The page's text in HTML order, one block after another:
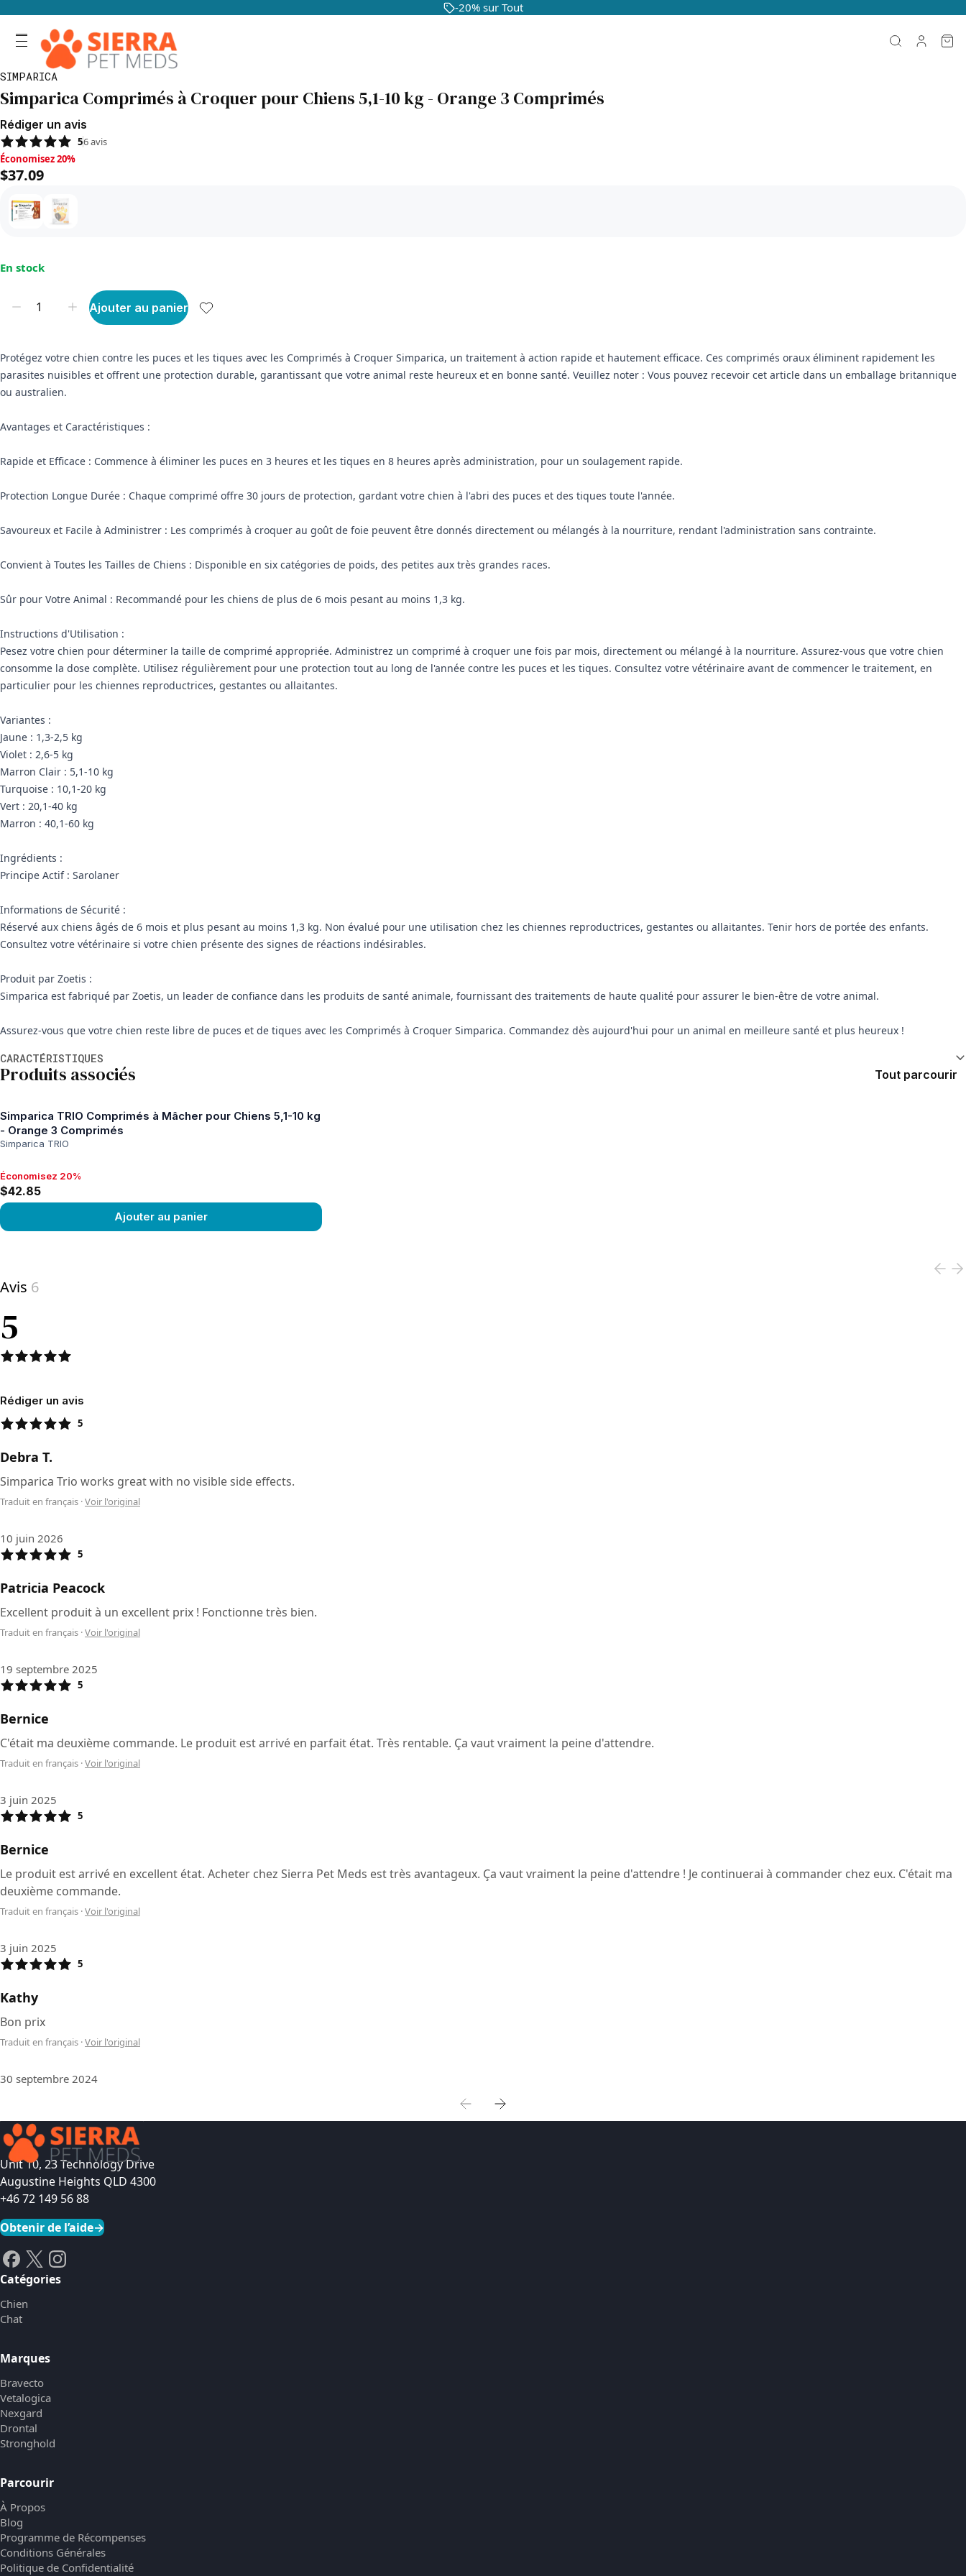
-20% sur Tout
SIMPARICA
Simparica Comprimés à Croquer pour Chiens 5,1-10 kg - Orange 3 Comprimés
Rédiger un avis
56avis
Économisez 20%, $37.09
Économisez 20%
$37.09
En stock
Ajouter au panier
Protégez votre chien contre les puces et les tiques avec les Comprimés à Croquer Simparica, un traitement à action rapide et hautement efficace. Ces comprimés oraux éliminent rapidement les
parasites nuisibles et offrent une protection durable, garantissant que votre animal reste heureux et en bonne santé. Veuillez noter : Vous pouvez recevoir cet article dans un emballage britannique
ou australien.
Avantages et Caractéristiques :
Rapide et Efficace : Commence à éliminer les puces en 3 heures et les tiques en 8 heures après administration, pour un soulagement rapide.
Protection Longue Durée : Chaque comprimé offre 30 jours de protection, gardant votre chien à l'abri des puces et des tiques toute l'année.
Savoureux et Facile à Administrer : Les comprimés à croquer au goût de foie peuvent être donnés directement ou mélangés à la nourriture, rendant l'administration sans contrainte.
Convient à Toutes les Tailles de Chiens : Disponible en six catégories de poids, des petites aux très grandes races.
Sûr pour Votre Animal : Recommandé pour les chiens de plus de 6 mois pesant au moins 1,3 kg.
Instructions d'Utilisation :
Pesez votre chien pour déterminer la taille de comprimé appropriée. Administrez un comprimé à croquer une fois par mois, directement ou mélangé à la nourriture. Assurez-vous que votre chien
consomme la dose complète. Utilisez régulièrement pour une protection tout au long de l'année contre les puces et les tiques. Consultez votre vétérinaire avant de commencer le traitement, en
particulier pour les chiennes reproductrices, gestantes ou allaitantes.
Variantes :
Jaune : 1,3-2,5 kg
Violet : 2,6-5 kg
Marron Clair : 5,1-10 kg
Turquoise : 10,1-20 kg
Vert : 20,1-40 kg
Marron : 40,1-60 kg
Ingrédients :
Principe Actif : Sarolaner
Informations de Sécurité :
Réservé aux chiens âgés de 6 mois et plus pesant au moins 1,3 kg. Non évalué pour une utilisation chez les chiennes reproductrices, gestantes ou allaitantes. Tenir hors de portée des enfants.
Consultez votre vétérinaire si votre chien présente des signes de réactions indésirables.
Produit par Zoetis :
Simparica est fabriqué par Zoetis, un leader de confiance dans les produits de santé animale, fournissant des traitements de haute qualité pour assurer le bien-être de votre animal.
Assurez-vous que votre chien reste libre de puces et de tiques avec les Comprimés à Croquer Simparica. Commandez dès aujourd'hui pour un animal en meilleure santé et plus heureux !
CARACTÉRISTIQUES
Produits associés Tout parcourir
Simparica TRIO Comprimés à Mâcher pour Chiens 5,1-10 kg
- Orange 3 Comprimés
Simparica TRIO
Économisez 20%, $42.85
Économisez 20%
$42.85
Ajouter au panier
Avis 6
5
Rédiger un avis
5
Debra T.
Simparica Trio works great with no visible side effects.
Traduit en français ·Voir l'original
10 juin 2026
5
Patricia Peacock
Excellent produit à un excellent prix ! Fonctionne très bien.
Traduit en français ·Voir l'original
19 septembre 2025
5
Bernice
C'était ma deuxième commande. Le produit est arrivé en parfait état. Très rentable. Ça vaut vraiment la peine d'attendre.
Traduit en français ·Voir l'original
3 juin 2025
5
Bernice
Le produit est arrivé en excellent état. Acheter chez Sierra Pet Meds est très avantageux. Ça vaut vraiment la peine d'attendre ! Je continuerai à commander chez eux. C'était ma
deuxième commande.
Traduit en français ·Voir l'original
3 juin 2025
5
Kathy
Bon prix
Traduit en français ·Voir l'original
30 septembre 2024
Unit 10, 23 Technology Drive
Augustine Heights QLD 4300
+46 72 149 56 88
Obtenir de l’aide→
Catégories
Chien
Chat
Marques
Bravecto
Vetalogica
Nexgard
Drontal
Stronghold
Parcourir
À Propos
Blog
Programme de Récompenses
Conditions Générales
Politique de Confidentialité